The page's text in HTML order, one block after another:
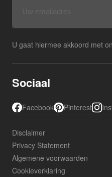
U gaat hiermee akkoord met
Sociaal
Facebook Pinterest
Disclaimer
Privacy Statement
Algemene voorwaarden
Cookieverklaring